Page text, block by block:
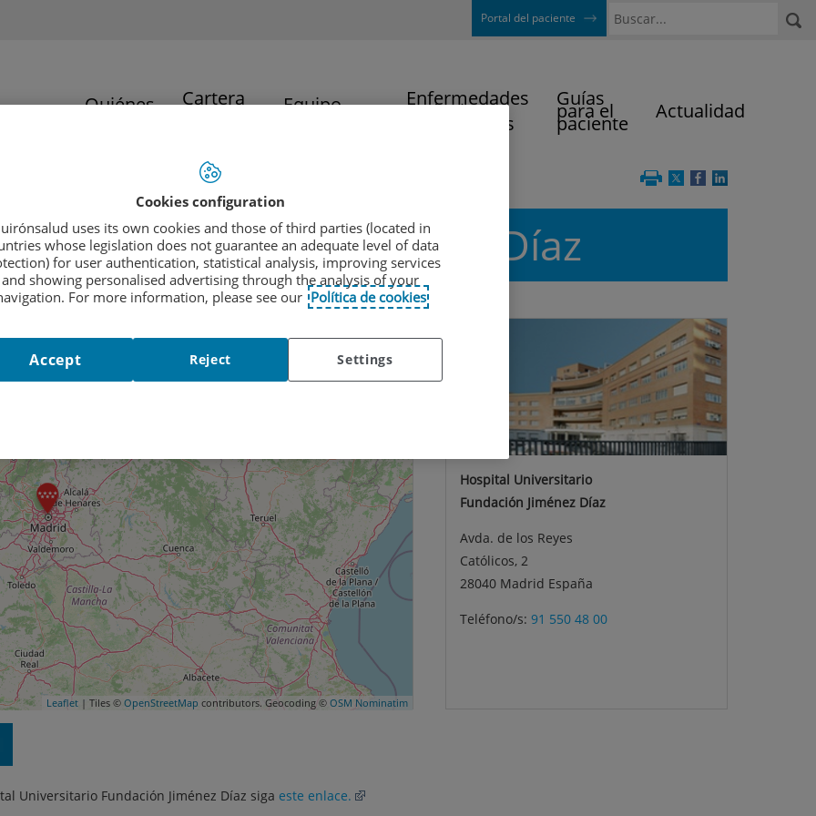
Portal del paciente
Quiénes Cartera
de Equipo Enfermedades
y Técnicas
Diagnósticas
Guías
para el
paciente
Actualidad
DÍAZ
Fundación Jiménez Díaz
Hospital Universitario
Fundación Jiménez Díaz
Avda. de los Reyes
Católicos, 2
28040 Madrid España
Teléfono/s: 91 550 48 00
Leaflet | Tiles © OpenStreetMap contributors. Geocoding © OSM Nominatim
Universitario Fundación Jiménez Díaz siga este enlace.
Cookies configuration
uses its own cookies and those of third parties (located in
whose legislation does not guarantee an adequate level of data
for user authentication, statistical analysis, improving services
and showing personalised advertising through the analysis of your
For more information, please see our Política de cookies
Settings
Reject
Accept